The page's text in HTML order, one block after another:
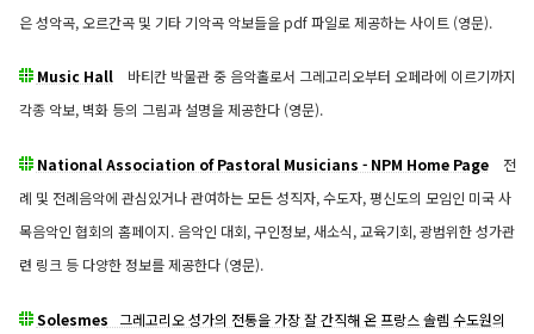
은 성악곡, 오르간곡 및 기타 기악곡 악보들을 pdf 파일로 제공하는 사이트 (영문).
Music Hall바티칸 박물관 중 음악홀로서 그레고리오부터 오페라에 이르기까지
각종 악보, 벽화 등의 그림과 설명을 제공한다 (영문).
National Association of Pastoral Musicians - NPM Home Page전
례 및 전례음악에 관심있거나 관여하는 모든 성직자, 수도자, 평신도의 모임인 미국 사
목음악인 협회의 홈페이지. 음악인 대회, 구인정보, 새소식, 교육기회, 광범위한 성가관
련 링크 등 다양한 정보를 제공한다 (영문).
Solesmes 그레고리오 성가의 전통을 가장 잘 간직해 온 프랑스 솔렘 수도원의